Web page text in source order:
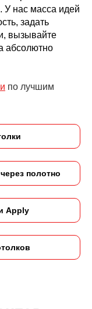
У нас масса идей
задать
вызывайте
абсолютно
по лучшим
полотно
Apply